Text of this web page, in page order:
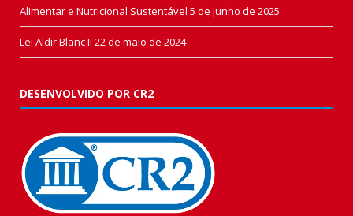
Alimentar e Nutricional Sustentável 5 de junho de 2025
Lei Aldir Blanc II 22 de maio de 2024
DESENVOLVIDO POR CR2